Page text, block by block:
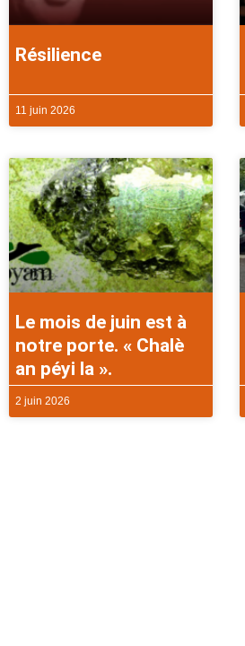
Résilience
11 juin 2026
Le mois de juin est à
notre porte. « Chalè
an péyi la ».
2 juin 2026